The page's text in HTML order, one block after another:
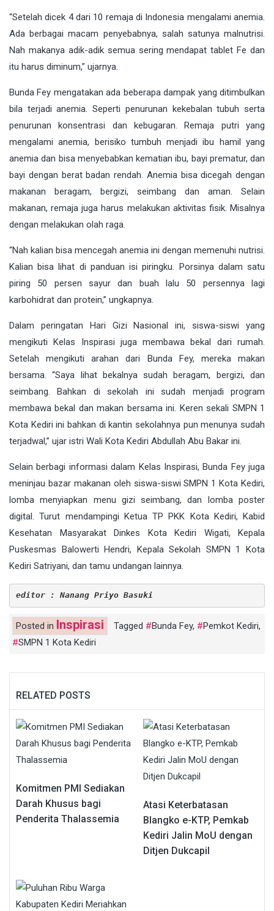
“Setelah dicek 4 dari 10 remaja di Indonesia mengalami anemia.
Ada berbagai macam penyebabnya, salah satunya malnutrisi.
Nah makanya adik-adik semua sering mendapat tablet Fe dan
itu harus diminum,” ujarnya.
Bunda Fey mengatakan ada beberapa dampak yang ditimbulkan
bila terjadi anemia. Seperti penurunan kekebalan tubuh serta
penurunan konsentrasi dan kebugaran. Remaja putri yang
mengalami anemia, berisiko tumbuh menjadi ibu hamil yang
anemia dan bisa menyebabkan kematian ibu, bayi prematur, dan
bayi dengan berat badan rendah. Anemia bisa dicegah dengan
makanan beragam, bergizi, seimbang dan aman. Selain
makanan, remaja juga harus melakukan aktivitas fisik. Misalnya
dengan melakukan olah raga.
“Nah kalian bisa mencegah anemia ini dengan memenuhi nutrisi.
Kalian bisa lihat di panduan isi piringku. Porsinya dalam satu
piring 50 persen sayur dan buah lalu 50 persennya lagi
karbohidrat dan protein,” ungkapnya.
Dalam peringatan Hari Gizi Nasional ini, siswa-siswi yang
mengikuti Kelas Inspirasi juga membawa bekal dari rumah.
Setelah mengikuti arahan dari Bunda Fey, mereka makan
bersama. “Saya lihat bekalnya sudah beragam, bergizi, dan
seimbang. Bahkan di sekolah ini sudah menjadi program
membawa bekal dan makan bersama ini. Keren sekali SMPN 1
Kota Kediri ini bahkan di kantin sekolahnya pun menunya sudah
terjadwal,” ujar istri Wali Kota Kediri Abdullah Abu Bakar ini.
Selain berbagi informasi dalam Kelas Inspirasi, Bunda Fey juga
meninjau bazar makanan oleh siswa-siswi SMPN 1 Kota Kediri,
lomba menyiapkan menu gizi seimbang, dan lomba poster
digital. Turut mendampingi Ketua TP PKK Kota Kediri, Kabid
Kesehatan Masyarakat Dinkes Kota Kediri Wigati, Kepala
Puskesmas Balowerti Hendri, Kepala Sekolah SMPN 1 Kota
Kediri Satriyani, dan tamu undangan lainnya.
editor : Nanang Priyo Basuki
Posted in Inspirasi Tagged Bunda Fey, Pemkot Kediri,
SMPN 1 Kota Kediri
RELATED POSTS
Komitmen PMI Sediakan
Darah Khusus bagi
Penderita Thalassemia
Atasi Keterbatasan
Blangko e-KTP, Pemkab
Kediri Jalin MoU dengan
Ditjen Dukcapil